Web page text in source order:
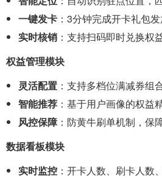
一键发卡 ：3分钟完成开卡礼包
实时核销 ：支持扫码即时兑换权
权益管理模块
灵活配置 ：支持多档位满减券组
智能推荐 ：基于用户画像的权益
风控保障 ：防黄牛刷单机制，保
数据看板模块
实时监控 ：开卡人数、刷卡人数